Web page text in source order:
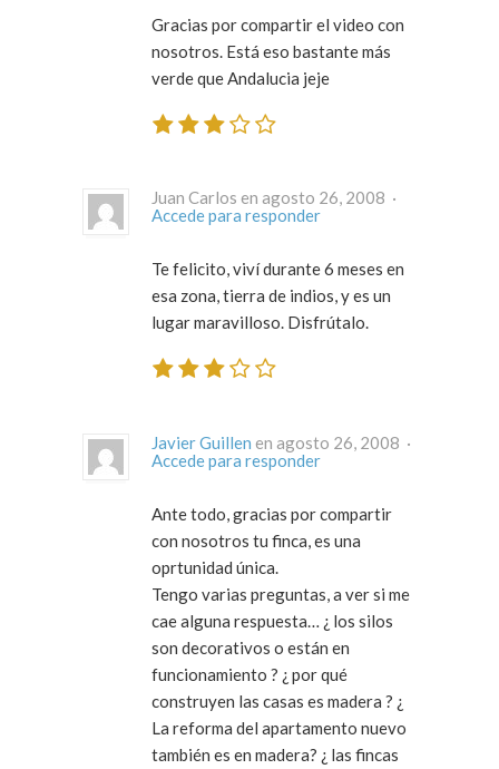
Gracias por compartir el video con
nosotros. Está eso bastante más
verde que Andalucia jeje
Juan Carlos en agosto 26, 2008 ·
Accede para responder
Te felicito, viví durante 6 meses en
esa zona, tierra de indios, y es un
lugar maravilloso. Disfrútalo.
Javier Guillen
en agosto 26, 2008 ·
Accede para responder
Ante todo, gracias por compartir
con nosotros tu finca, es una
oprtunidad única.
Tengo varias preguntas, a ver si me
cae alguna respuesta… ¿ los silos
son decorativos o están en
funcionamiento ? ¿ por qué
construyen las casas es madera ? ¿
La reforma del apartamento nuevo
también es en madera? ¿ las fincas